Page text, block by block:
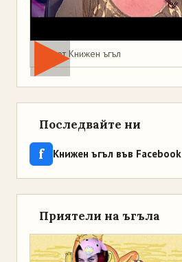
Мая от Книжен ъгъл
Последвайте ни
f Книжен ъгъл във Facebook
Приятели на ъгъла